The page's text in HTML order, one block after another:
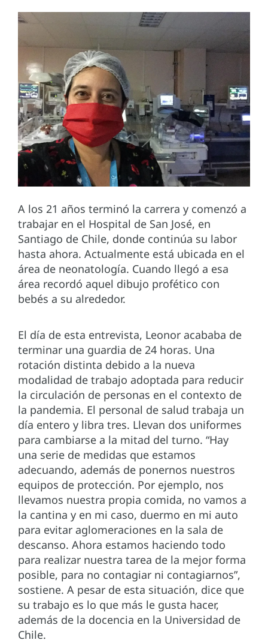
A los 21 años terminó la carrera y comenzó a
trabajar en el Hospital de San José, en
Santiago de Chile, donde continúa su labor
hasta ahora. Actualmente está ubicada en el
área de neonatología. Cuando llegó a esa
área recordó aquel dibujo profético con
bebés a su alrededor.
El día de esta entrevista, Leonor acababa de
terminar una guardia de 24 horas. Una
rotación distinta debido a la nueva
modalidad de trabajo adoptada para reducir
la circulación de personas en el contexto de
la pandemia. El personal de salud trabaja un
día entero y libra tres. Llevan dos uniformes
para cambiarse a la mitad del turno. “Hay
una serie de medidas que estamos
adecuando, además de ponernos nuestros
equipos de protección. Por ejemplo, nos
llevamos nuestra propia comida, no vamos a
la cantina y en mi caso, duermo en mi auto
para evitar aglomeraciones en la sala de
descanso. Ahora estamos haciendo todo
para realizar nuestra tarea de la mejor forma
posible, para no contagiar ni contagiarnos”,
sostiene. A pesar de esta situación, dice que
su trabajo es lo que más le gusta hacer,
además de la docencia en la Universidad de
Chile.